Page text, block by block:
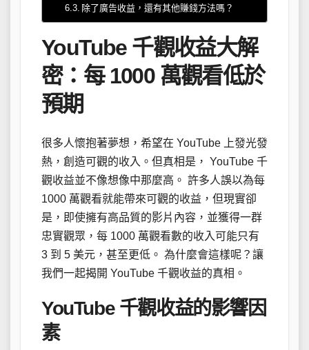
除了廣告收益，還有其他賺錢方法嗎？
YouTube 千觀收益大解
密：每 1000 萬觀看低於
預期
很多人懷抱著夢想，希望在 YouTube 上發光發
熱，創造可觀的收入。但真相是， YouTube 千
觀收益並不像想像中那麼高。 許多人誤以為每
1000 萬觀看就能帶來可觀的收益，但現實卻
是，即使擁有高品質的影片內容，並獲得一群
忠實觀眾，每 1000 萬觀看數的收入可能只有
3 到 5 美元，甚至更低。 為什麼會這樣呢？讓
我們一起揭開 YouTube 千觀收益的真相。
YouTube 千觀收益的影響因
素